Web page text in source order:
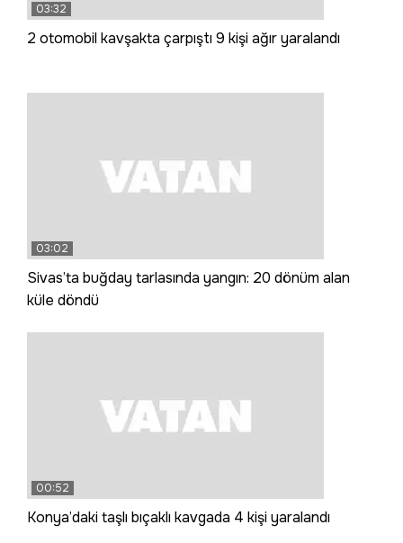
03:32
2 otomobil kavşakta çarpıştı 9 kişi ağır yaralandı
03:02
Sivas’ta buğday tarlasında yangın: 20 dönüm alan
küle döndü
00:52
Konya’daki taşlı bıçaklı kavgada 4 kişi yaralandı